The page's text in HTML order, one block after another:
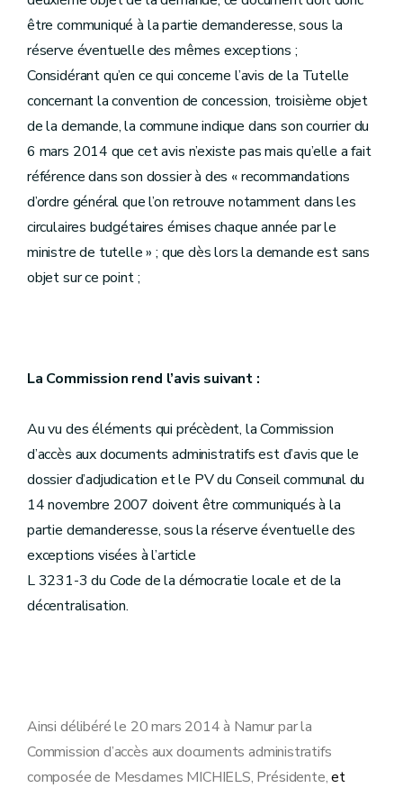
être communiqué à la partie demanderesse, sous la
réserve éventuelle des mêmes exceptions ;
Considérant qu’en ce qui concerne l’avis de la Tutelle
concernant la convention de concession, troisième objet
de la demande, la commune indique dans son courrier du
6 mars 2014 que cet avis n’existe pas mais qu’elle a fait
référence dans son dossier à des « recommandations
d’ordre général que l’on retrouve notamment dans les
circulaires budgétaires émises chaque année par le
ministre de tutelle » ; que dès lors la demande est sans
objet sur ce point ;
La Commission rend l’avis suivant :
Au vu des éléments qui précèdent, la Commission
d’accès aux documents administratifs est d’avis que le
dossier d’adjudication et le PV du Conseil communal du
14 novembre 2007 doivent être communiqués à la
partie demanderesse, sous la réserve éventuelle des
exceptions visées à l’article
L 3231-3 du Code de la démocratie locale et de la
décentralisation.
Ainsi délibéré le 20 mars 2014 à Namur par la
Commission d’accès aux documents administratifs
composée de Mesdames MICHIELS, Présidente,et